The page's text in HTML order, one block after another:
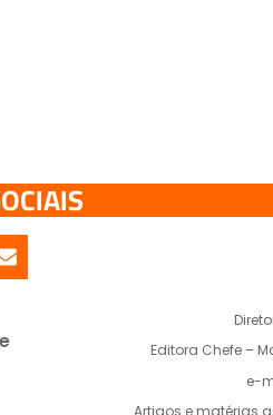
Editora Chefe –
e-